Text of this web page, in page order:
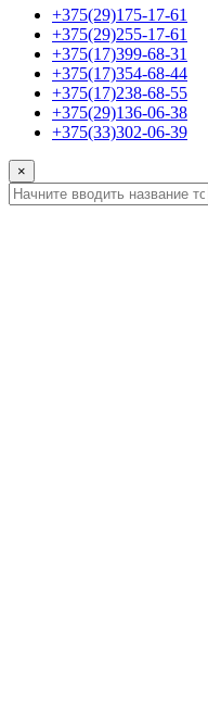
+375(29)175-17-61
+375(29)255-17-61
+375(17)399-68-31
+375(17)354-68-44
+375(17)238-68-55
+375(29)136-06-38
+375(33)302-06-39
×